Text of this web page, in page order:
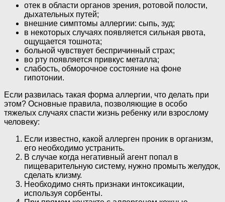
отек в области органов зрения, ротовой полости,
дыхательных путей;
внешние симптомы аллергии: сыпь, зуд;
в некоторых случаях появляется сильная рвота,
ощущается тошнота;
больной чувствует беспричинный страх;
во рту появляется привкус металла;
слабость, обморочное состояние на фоне
гипотонии.
Если развилась такая форма аллергии, что делать при
этом? Основные правила, позволяющие в особо
тяжелых случаях спасти жизнь ребенку или взрослому
человеку:
Если известно, какой аллерген проник в организм,
его необходимо устранить.
В случае когда негативный агент попал в
пищеварительную систему, нужно промыть желудок,
сделать клизму.
Необходимо снять признаки интоксикации,
используя сорбенты.